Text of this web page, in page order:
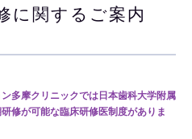
に関するご案内
多摩クリニックでは 日本歯科大学附属
修が可能な臨床研修医制度がありま